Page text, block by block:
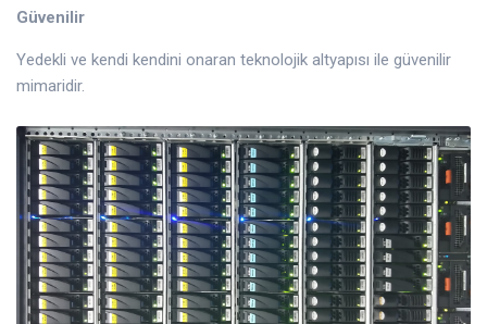
Güvenilir
Yedekli ve kendi kendini onaran teknolojik altyapısı ile güvenilir
mimaridir.